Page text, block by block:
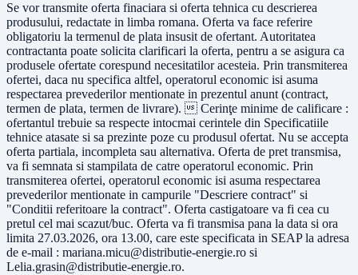
Se vor transmite oferta finaciara si oferta tehnica cu descrierea
produsului, redactate in limba romana. Oferta va face referire
obligatoriu la termenul de plata insusit de ofertant. Autoritatea
contractanta poate solicita clarificari la oferta, pentru a se asigura ca
produsele ofertate corespund necesitatilor acesteia. Prin transmiterea
ofertei, daca nu specifica altfel, operatorul economic isi asuma
respectarea prevederilor mentionate in prezentul anunt (contract,
termen de plata, termen de livrare).  Cerinţe minime de calificare :
ofertantul trebuie sa respecte intocmai cerintele din Specificatiile
tehnice atasate si sa prezinte poze cu produsul ofertat. Nu se accepta
oferta partiala, incompleta sau alternativa. Oferta de pret transmisa,
va fi semnata si stampilata de catre operatorul economic. Prin
transmiterea ofertei, operatorul economic isi asuma respectarea
prevederilor mentionate in campurile "Descriere contract" si
"Conditii referitoare la contract". Oferta castigatoare va fi cea cu
pretul cel mai scazut/buc. Oferta va fi transmisa pana la data si ora
limita 27.03.2026, ora 13.00, care este specificata in SEAP la adresa
de e-mail : mariana.micu@distributie-energie.ro si
Lelia.grasin@distributie-energie.ro.